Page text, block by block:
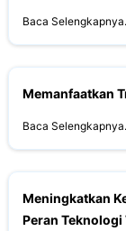
Baca
Memanfaatkan
Baca
Meningkatkan
Peran Teknologi